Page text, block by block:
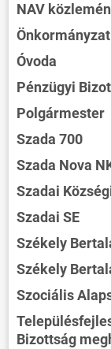
NAV
Óvoda
Pénzügyi
Polgármester
Szada 700
Szada Nova
Szadai
Szadai SE
Székely
Székely
Szociális
Bizottság